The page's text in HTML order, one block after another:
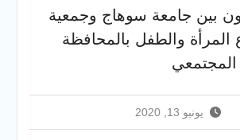
بجامعة سوهاج
سوهاج تفتح أبوابها
الثانوية العامة فى أولى
المرحلة الأولى للتنسيق
للقبول بالجامعات
بين جامعة سوهاج وجمعية
والطفل بالمحافظة
المجتمعي
يونيو 13, 2020